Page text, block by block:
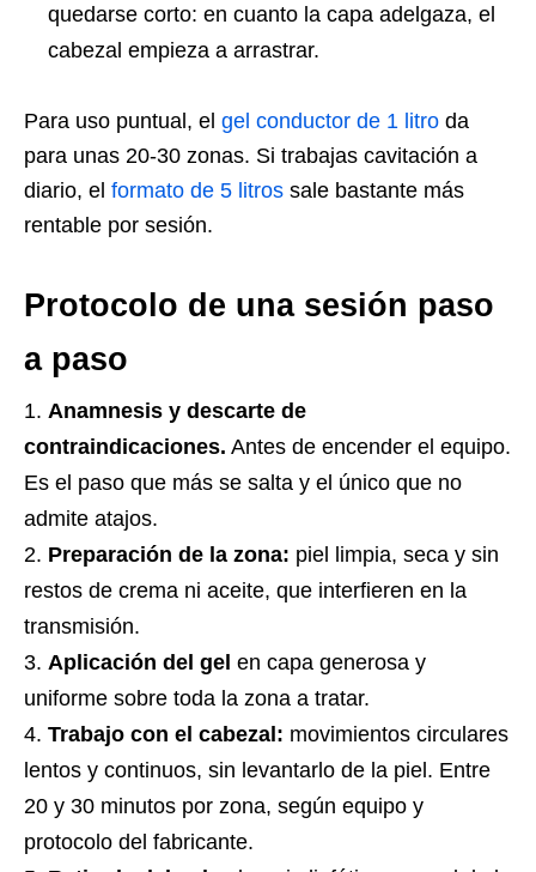
quedarse corto: en cuanto la capa adelgaza, el
cabezal empieza a arrastrar.
Para uso puntual, el gel conductor de 1 litro da
para unas 20-30 zonas. Si trabajas cavitación a
diario, el formato de 5 litros sale bastante más
rentable por sesión.
Protocolo de una sesión paso
a paso
Anamnesis y descarte de
contraindicaciones. Antes de encender el equipo.
Es el paso que más se salta y el único que no
admite atajos.
Preparación de la zona: piel limpia, seca y sin
restos de crema ni aceite, que interfieren en la
transmisión.
Aplicación del gel en capa generosa y
uniforme sobre toda la zona a tratar.
Trabajo con el cabezal: movimientos circulares
lentos y continuos, sin levantarlo de la piel. Entre
20 y 30 minutos por zona, según equipo y
protocolo del fabricante.